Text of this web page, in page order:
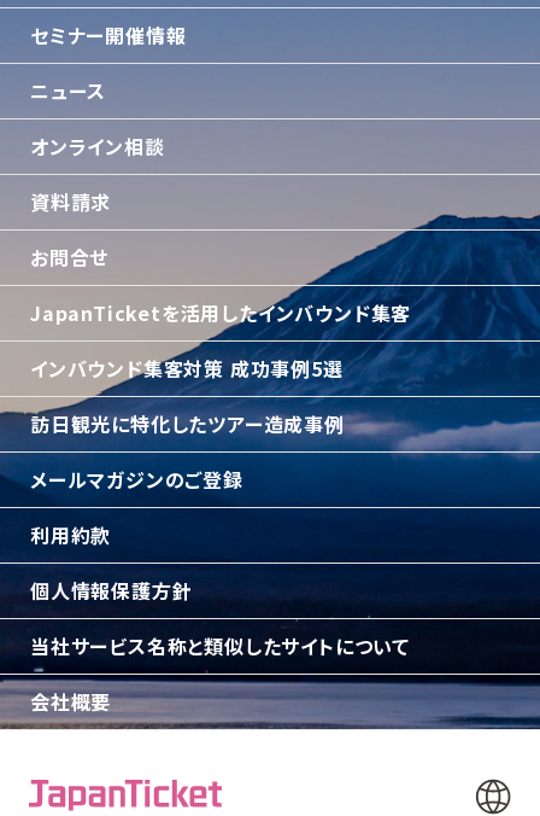
セミナー開催情報
ニュース
オンライン相談
資料請求
お問合せ
JapanTicketを活用したインバウンド集客
インバウンド集客対策 成功事例5選
訪日観光に特化したツアー造成事例
メールマガジンのご登録
利用約款
個人情報保護方針
当社サービス名称と類似したサイトについて
会社概要